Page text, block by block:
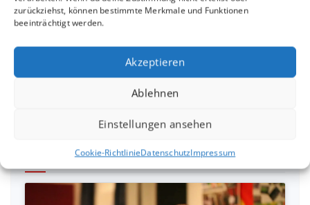
zurückziehst, können bestimmte Merkmale und Funktionen
beeinträchtigt werden.
Akzeptieren
Ablehnen
Einstellungen ansehen
Cookie-RichtlinieDatenschutzImpressum
akzeptieren und diesen Inhalt zu
SaHaRa Imagevideo